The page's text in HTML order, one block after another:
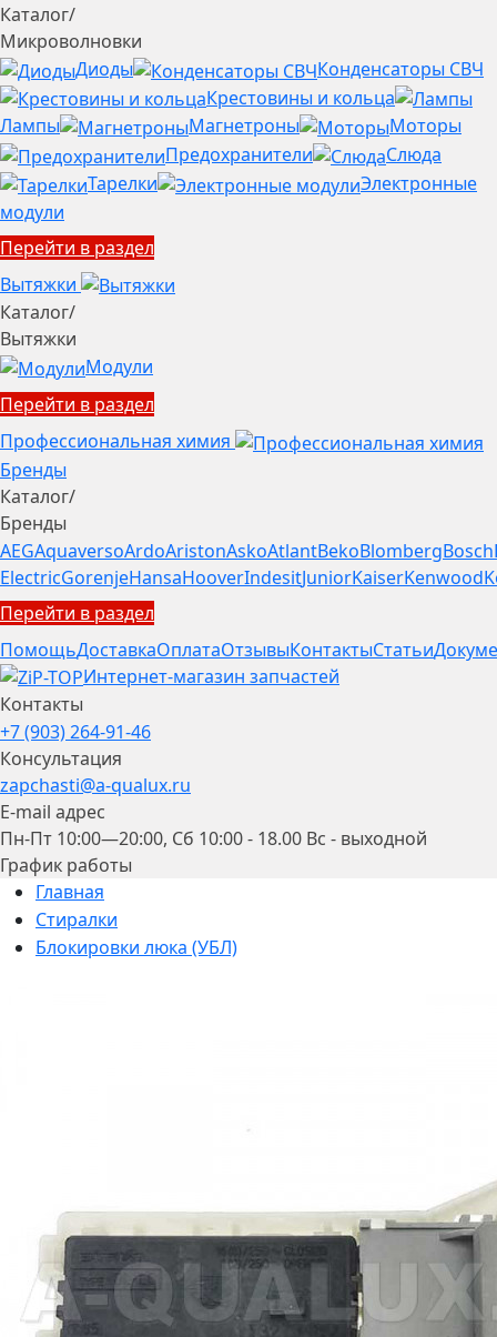
Каталог/
Микроволновки
Диоды
Конденсаторы СВЧ
Крестовины и кольца
Лампы
Магнетроны
Моторы
Предохранители
Слюда
Тарелки
Электронные
модули
Перейти в раздел
Вытяжки
Каталог/
Вытяжки
Модули
Перейти в раздел
Профессиональная химия
Бренды
Каталог/
Бренды
AEGAquaversoArdoAristonAskoAtlantBekoBlombergBosch
ElectricGorenjeHansaHooverIndesitJuniorKaiserKenwood
Перейти в раздел
ПомощьДоставкаОплатаОтзывыКонтактыСтатьи
Интернет-магазин запчастей
Контакты
+7 (903) 264-91-46
Консультация
zapchasti@a-qualux.ru
E-mail адрес
Пн-Пт 10:00—20:00, Сб 10:00 - 18.00 Вс - выходной
График работы
Главная
Стиралки
Блокировки люка (УБЛ)